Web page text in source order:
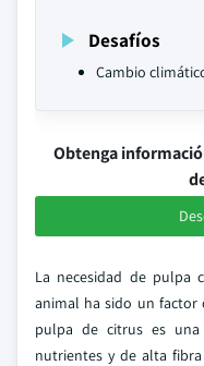
Desafíos
Cambio
Obtenga
La necesidad de pulpa
animal ha sido un factor
pulpa de citrus es
nutrientes y de alta